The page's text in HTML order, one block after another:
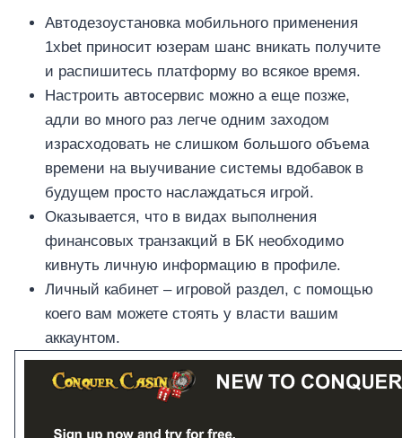
Автодезоустановка мобильного применения
1xbet приносит юзерам шанс вникать получите
и распишитесь платформу во всякое время.
Настроить автосервис можно а еще позже,
адли во много раз легче одним заходом
израсходовать не слишком большого объема
времени на выучивание системы вдобавок в
будущем просто наслаждаться игрой.
Оказывается, что в видах выполнения
финансовых транзакций в БК необходимо
кивнуть личную информацию в профиле.
Личный кабинет – игровой раздел, с помощью
коего вам можете стоять у власти вашим
аккаунтом.